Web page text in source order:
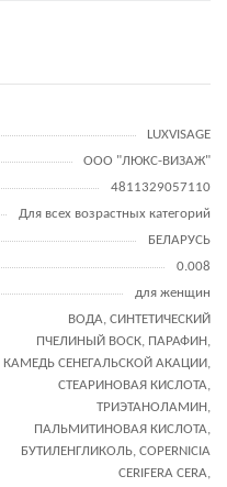
LUXVISAGE
ООО "ЛЮКС-ВИЗАЖ"
4811329057110
Для всех возрастных категорий
БЕЛАРУСЬ
0.008
для женщин
ВОДА, СИНТЕТИЧЕСКИЙ
ПЧЕЛИНЫЙ ВОСК, ПАРАФИН,
КАМЕДЬ СЕНЕГАЛЬСКОЙ АКАЦИИ,
СТЕАРИНОВАЯ КИСЛОТА,
ТРИЭТАНОЛАМИН,
ПАЛЬМИТИНОВАЯ КИСЛОТА,
БУТИЛЕНГЛИКОЛЬ, COPERNICIA
CERIFERA CERA,